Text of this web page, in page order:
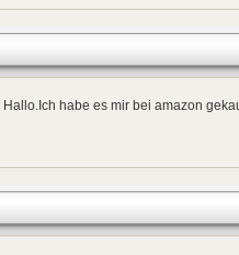
Hallo.Ich habe es mir bei amazon